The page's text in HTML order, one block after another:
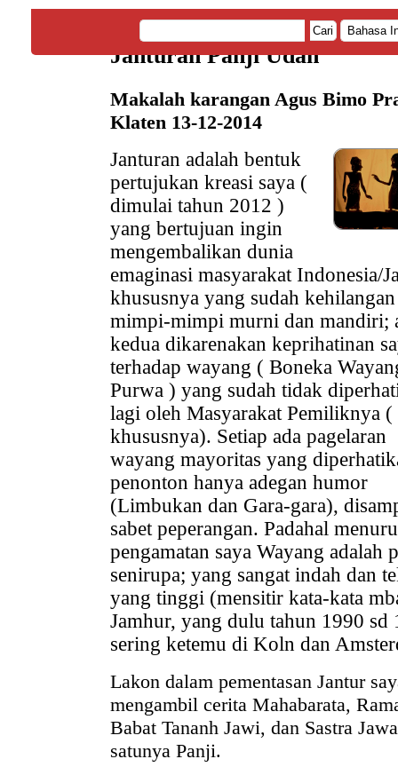
Cari
Janturan Panji Udan
Makalah karangan Agus Bimo
Klaten 13-12-2014
Janturan adalah bentuk
pertujukan kreasi saya (
dimulai tahun 2012 )
yang bertujuan ingin
mengembalikan dunia
emaginasi masyarakat Indonesia/
khususnya yang sudah kehilangan
mimpi-mimpi murni dan mandiri;
kedua dikarenakan keprihatinan
terhadap wayang ( Boneka
Purwa ) yang sudah tidak
lagi oleh Masyarakat Pemiliknya (
khususnya). Setiap ada pagelaran
wayang mayoritas yang
penonton hanya adegan humor
(Limbukan dan Gara-gara),
sabet peperangan. Padahal
pengamatan saya Wayang adalah
senirupa; yang sangat indah dan
yang tinggi (mensitir kata-kata
Jamhur, yang dulu tahun 1990 sd
sering ketemu di Koln dan
Lakon dalam pementasan Jantur
mengambil cerita Mahabarata,
Babat Tananh Jawi, dan Sastra
satunya Panji.